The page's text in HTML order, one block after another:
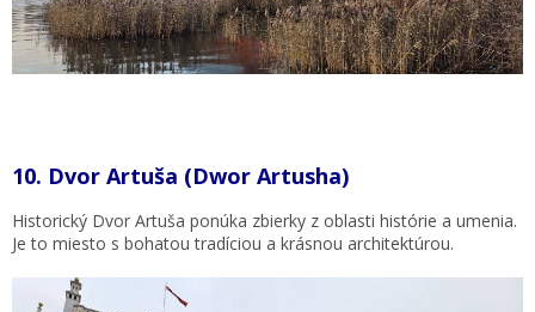
10. Dvor Artuša (Dwor Artusha)
Historický Dvor Artuša ponúka zbierky z oblasti histórie a umenia.
Je to miesto s bohatou tradíciou a krásnou architektúrou.